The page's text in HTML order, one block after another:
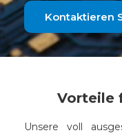
Kontaktieren
Vorteile
Unsere voll